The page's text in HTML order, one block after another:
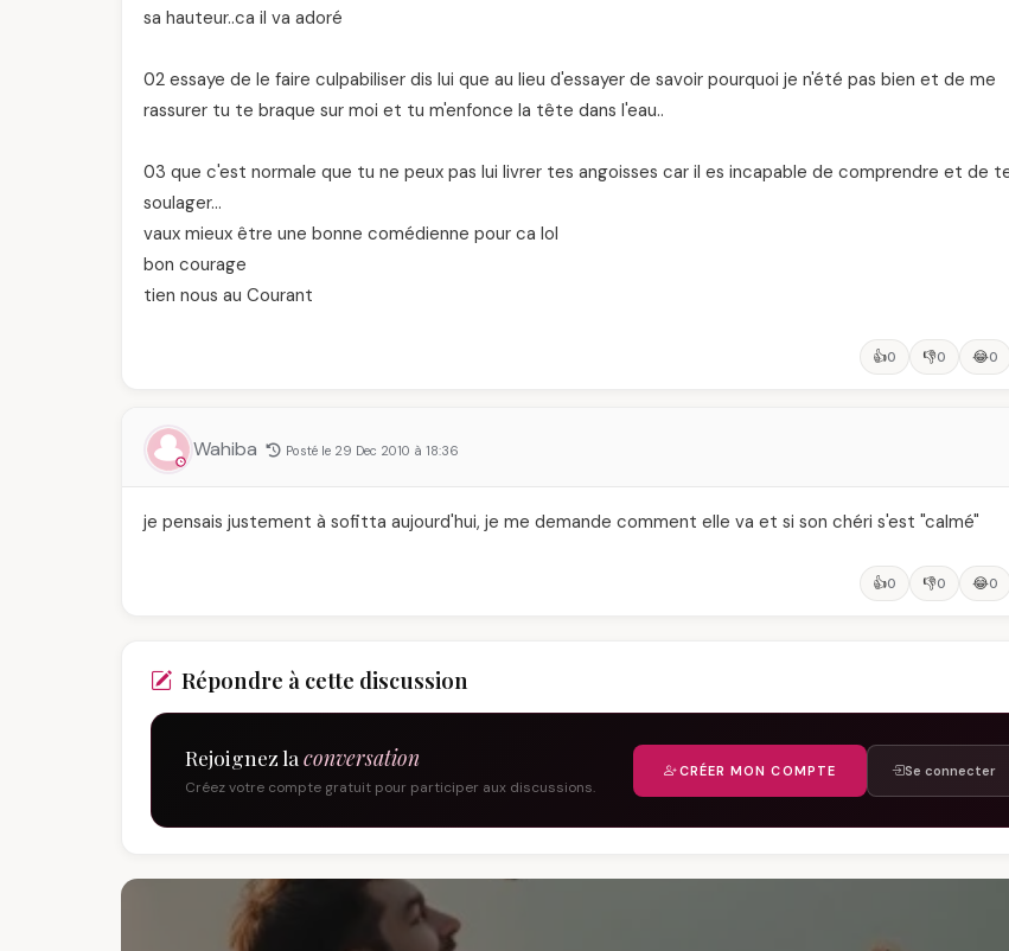
sa hauteur..ca il va adoré
02 essaye de le faire culpabiliser dis lui que au lieu d'essayer de savoir pourquoi je n'été pas bien et de me
rassurer tu te braque sur moi et tu m'enfonce la tête dans l'eau..
03 que c'est normale que tu ne peux pas lui livrer tes angoisses car il es incapable de comprendre et de
soulager…
vaux mieux être une bonne comédienne pour ca lol
bon courage
tien nous au Courant
👍0 👎0 😂0
Wahiba Posté le 29 Dec 2010 à 18:36
je pensais justement à sofitta aujourd'hui, je me demande comment elle va et si son chéri s'est "calmé"
👍0 👎0 😂0
Répondre à cette discussion
Rejoignez la conversation
Créez votre compte gratuit pour participer aux discussions.
CRÉER MON COMPTE Se connecter